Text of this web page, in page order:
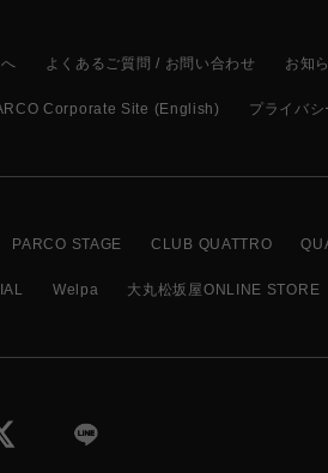
よくあるご質問 / お問い合わせ お知
Corporate Site (English) プライバ
PARCO STAGE CLUB QUATTRO
Welpa 大丸松坂屋ONLINE STORE